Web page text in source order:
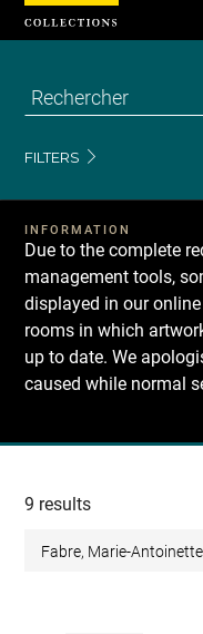
FILTERS
INFORMATION
Due to the complete
management tools,
displayed in our
rooms in which
up to date. We
caused while normal
Recherche
collections
9 results
Fabre, Marie-
Cookies management